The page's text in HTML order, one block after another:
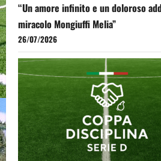
“Un amore infinito e un doloroso
miracolo Mongiuffi Melia”
26/07/2026